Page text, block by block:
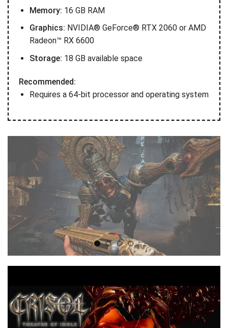
Memory: 16 GB RAM
Graphics: NVIDIA® GeForce® RTX 2060 or AMD
Radeon™ RX 6600
Storage: 18 GB available space
Recommended:
Requires a 64-bit processor and operating system